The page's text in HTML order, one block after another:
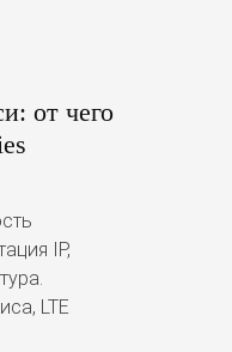
от чего
IP,
LTE